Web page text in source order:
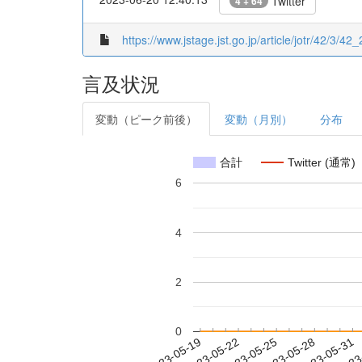
https://www.jstage.jst.go.jp/article/jotr/42/3/
言及状況
変動（ピーク前後） 変動（月別） 分布
合計 Twitter (通常)
0
2
4
6